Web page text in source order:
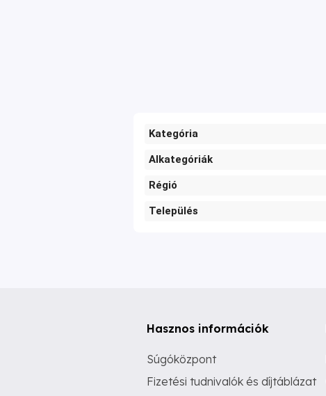
Kategória
Alkategóriák
Régió
Település
Hasznos információk
Súgóközpont
Fizetési tudnivalók és díjtáblázat